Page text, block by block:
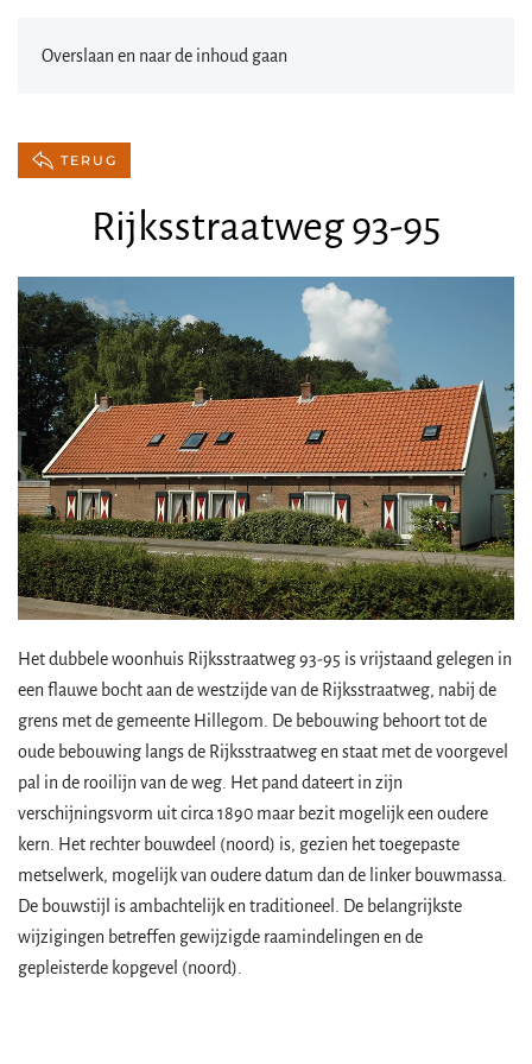
Overslaan en naar de inhoud gaan
TERUG
Rijksstraatweg 93-95
Het dubbele woonhuis Rijksstraatweg 93-95 is vrijstaand gelegen in
een flauwe bocht aan de westzijde van de Rijksstraatweg, nabij de
grens met de gemeente Hillegom. De bebouwing behoort tot de
oude bebouwing langs de Rijksstraatweg en staat met de voorgevel
pal in de rooilijn van de weg. Het pand dateert in zijn
verschijningsvorm uit circa 1890 maar bezit mogelijk een oudere
kern. Het rechter bouwdeel (noord) is, gezien het toegepaste
metselwerk, mogelijk van oudere datum dan de linker bouwmassa.
De bouwstijl is ambachtelijk en traditioneel. De belangrijkste
wijzigingen betreffen gewijzigde raamindelingen en de
gepleisterde kopgevel (noord).